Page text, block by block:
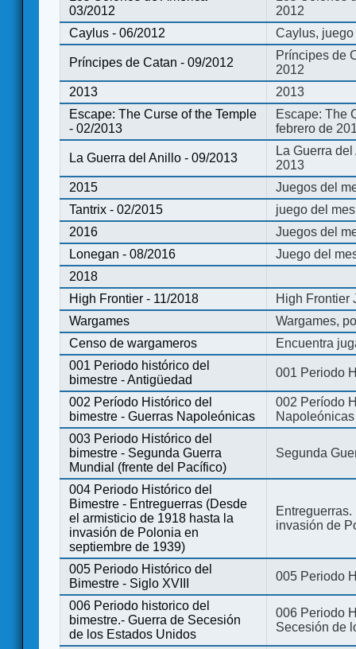
03/2012
2012
Caylus - 06/2012
Caylus,
Príncipes de Catan - 09/2012
Príncipes de
2012
2013
2013
Escape: The Curse of the Temple
- 02/2013
Escape: The
febrero de
La Guerra del Anillo - 09/2013
La Guerra
2013
2015
Juegos del
Tantrix - 02/2015
juego del
2016
Juegos del
Lonegan - 08/2016
Juego del
2018
High Frontier - 11/2018
High Frontier
Wargames
Wargames,
Censo de wargameros
Encuentra
001 Periodo histórico del
bimestre - Antigüedad
001 Periodo
002 Período Histórico del
bimestre - Guerras Napoleónicas
002 Período
Napoleónicas
003 Periodo Histórico del
bimestre - Segunda Guerra
Mundial (frente del Pacífico)
Segunda
004 Periodo Histórico del
Bimestre - Entreguerras (Desde
el armisticio de 1918 hasta la
invasión de Polonia en
septiembre de 1939)
invasión de
005 Periodo Histórico del
Bimestre - Siglo XVIII
005 Periodo
006 Periodo historico del
bimestre.- Guerra de Secesión
de los Estados Unidos
006 Periodo
Secesión de